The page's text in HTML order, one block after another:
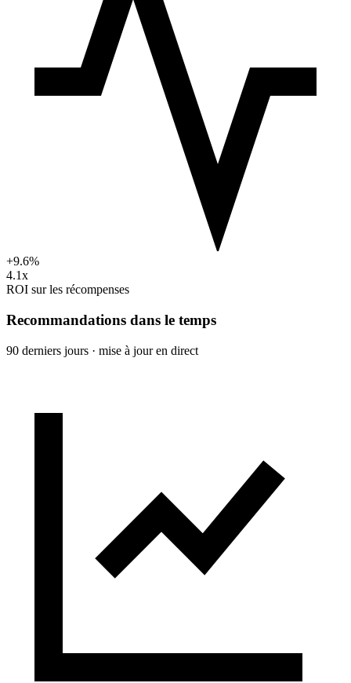
+9.6%
4.1x
ROI sur les récompenses
Recommandations dans le temps
90 derniers jours · mise à jour en direct